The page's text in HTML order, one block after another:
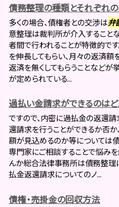
債務整理の種類とそれぞれの
多くの場合、債権者との交渉は弁
意整理は裁判所が介入すること
者間で行われることが特徴的で
を伸長してもらい、月々の返済額
返済を無くしてもらうことなどが
が定められている...
過払い金請求ができるのは
ですので、内密に過払金の返還
還請求を行うことができるか否
額が見込めるのか等については
専門家にご相談することで悩みを
んか総合法律事務所は債務整理
払金返還請求についてのノ...
債権・売掛金の回収方法